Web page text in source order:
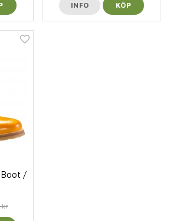
INFO KÖP
Boot /
kr